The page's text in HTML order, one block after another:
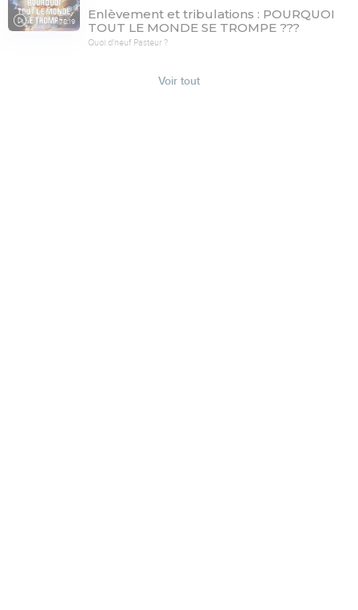
78:19
Enlèvement et tribulations : POURQUOI
TOUT LE MONDE SE TROMPE ???
Quoi d'neuf Pasteur ?
Voir tout